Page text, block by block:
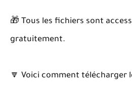
🎁 Tous les fichiers sont
gratuitement.
🔽 Voici comment télécharger